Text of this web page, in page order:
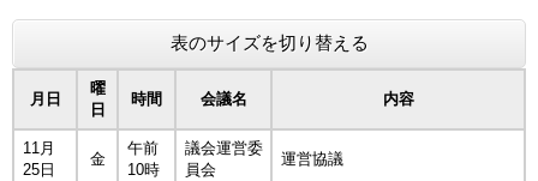
表のサイズを切り替える
月日
曜
日
時間 会議名 内容
11月
25日
金
午前
10時
議会運営委
員会
運営協議